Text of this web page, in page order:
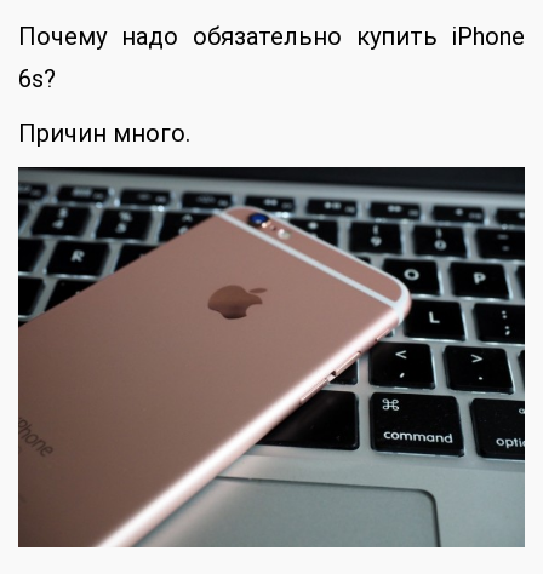
Почему надо обязательно купить iPhone
6s?
Причин много.